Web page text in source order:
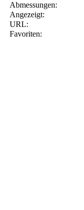
Abmessungen:
Angezeigt:
URL:
Favoriten: